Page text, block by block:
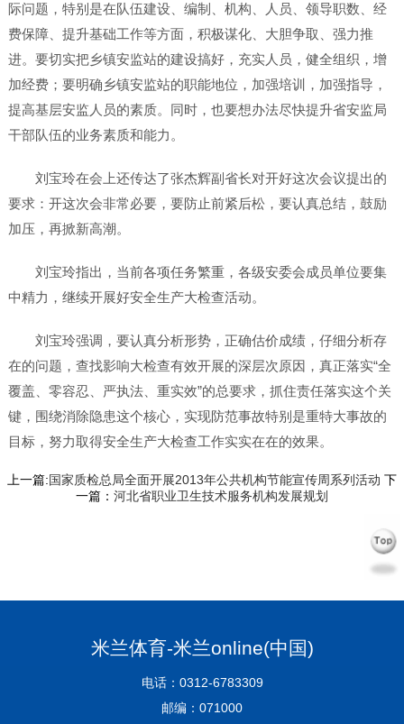
际问题，特别是在队伍建设、编制、机构、人员、领导职数、经
费保障、提升基础工作等方面，积极谋化、大胆争取、强力推
进。要切实把乡镇安监站的建设搞好，充实人员，健全组织，增
加经费；要明确乡镇安监站的职能地位，加强培训，加强指导，
提高基层安监人员的素质。同时，也要想办法尽快提升省安监局
干部队伍的业务素质和能力。
刘宝玲在会上还传达了张杰辉副省长对开好这次会议提出的
要求：开这次会非常必要，要防止前紧后松，要认真总结，鼓励
加压，再掀新高潮。
刘宝玲指出，当前各项任务繁重，各级安委会成员单位要集
中精力，继续开展好安全生产大检查活动。
刘宝玲强调，要认真分析形势，正确估价成绩，仔细分析存
在的问题，查找影响大检查有效开展的深层次原因，真正落实“全
覆盖、零容忍、严执法、重实效”的总要求，抓住责任落实这个关
键，围绕消除隐患这个核心，实现防范事故特别是重特大事故的
目标，努力取得安全生产大检查工作实实在在的效果。
上一篇:国家质检总局全面开展2013年公共机构节能宣传周系列活动 下
一篇： 河北省职业卫生技术服务机构发展规划
米兰体育-米兰online(中国)
电话：0312-6783309
邮编：071000